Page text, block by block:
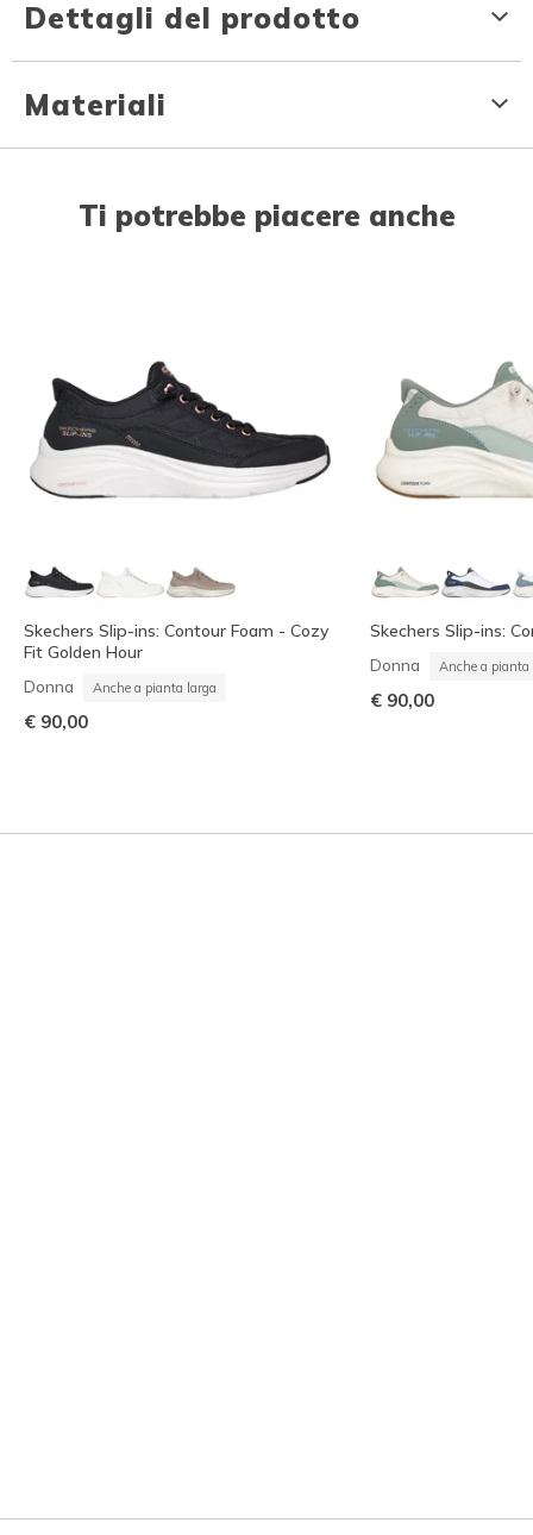
Dettagli del prodotto
Materiali
Ti potrebbe piacere anche
Skechers Slip-ins: Contour Foam - Cozy
Fit Golden Hour
Donna Anche a pianta larga
€ 90,00
Skechers Slip-ins:
Donna Anche a pianta
€ 90,00